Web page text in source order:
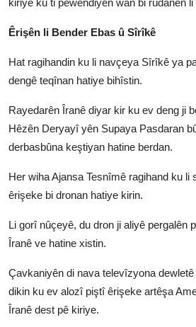
kiriye ku ti pêwendiyên wan bi rûdanên
Êrişên li Bender Ebas û Sîrîkê
Hat ragihandin ku li navçeya Sîrîkê ya
dengê teqînan hatiye bihîstin.
Rayedarên Îranê diyar kir ku ev deng ji
Hêzên Deryayî yên Supaya Pasdaran
derbasbûna keştiyan hatine berdan.
Her wiha Ajansa Tesnîmê ragihand ku li
êrişeke bi dronan hatiye kirin.
Li gorî nûçeyê, du dron ji aliyê pergalên
Îranê ve hatine xistin.
Çavkaniyên di nava televîzyona
dikin ku ev alozî piştî êrişeke artêşa
Îranê dest pê kiriye.